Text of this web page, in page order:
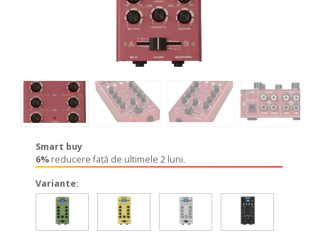
Smart buy
6% reducere față de ultimele 2 luni.
Variante:
GNOME-
202P
Green
GNOME-
202P
Green
GNOME-
202P
Gold
GNOME-
202P
Gold
GNOME-
202P
Silver
GNOME-
202P
Silver
GNOME-
202P
Black
GNOME-
202P
Black